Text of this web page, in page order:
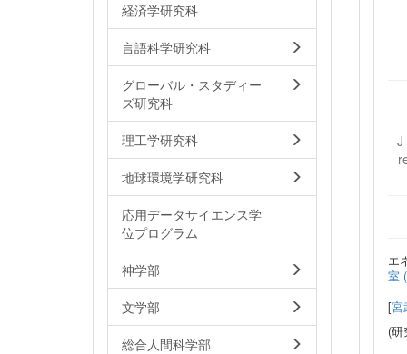
エ
室
[宮
(研
経済学研究科
言語科学研究科
グローバル・スタディー
ズ研究科
理工学研究科
地球環境学研究科
応用データサイエンス学
位プログラム
神学部
文学部
総合人間科学部